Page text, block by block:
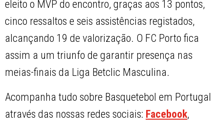
eleito o MVP do encontro, graças aos 13 pontos,
cinco ressaltos e seis assistências registados,
alcançando 19 de valorização. O FC Porto fica
assim a um triunfo de garantir presença nas
meias-finais da Liga Betclic Masculina.
Acompanha tudo sobre Basquetebol em Portugal
através das nossas redes sociais: Facebook,